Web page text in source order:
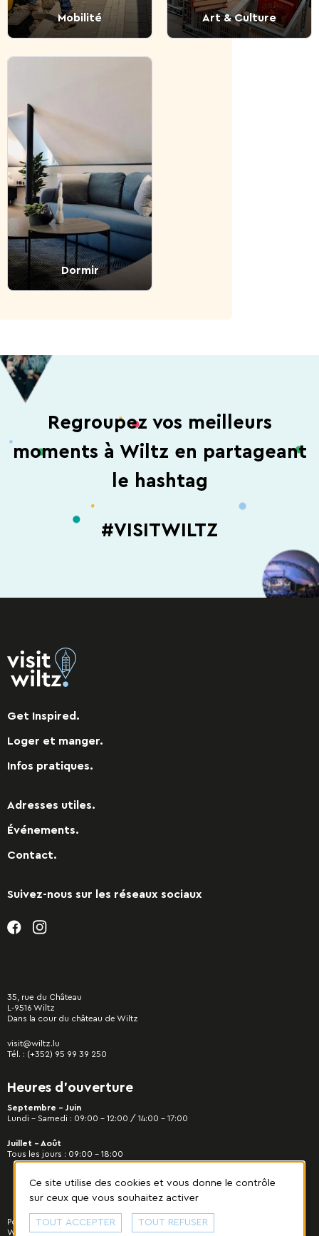
Mobilité Art & Culture
Dormir
Regroupez vos meilleurs
moments à Wiltz en partageant
le hashtag
#VISITWILTZ
Get Inspired.
Loger et manger.
Infos pratiques.
Adresses utiles.
Événements.
Contact.
Suivez-nous sur les réseaux sociaux
35, rue du Château
L-9516 Wiltz
Dans la cour du château de Wiltz
visit@wiltz.lu
Tél. : (+352) 95 99 39 250
Heures d’ouverture
Septembre - Juin
Lundi – Samedi : 09:00 – 12:00 / 14:00 – 17:00
Juillet - Août
Tous les jours : 09:00 – 18:00
Politique de confidentialité Gestion des cookies© 2022 Commune de
Wiltz - Tous droits réservés. Designed & developed by
Ce site utilise des cookies et vous donne le contrôle
sur ceux que vous souhaitez activer
TOUT ACCEPTER TOUT REFUSER